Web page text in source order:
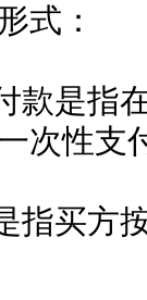
式：
款是指
次性支
指买方